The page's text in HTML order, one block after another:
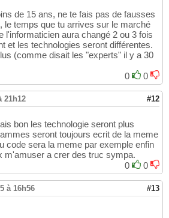
de 15 ans, ne te fais pas de fausses
le temps que tu arrives sur le marché
l'informaticien aura changé 2 ou 3 fois
et les technologies seront différentes.
(comme disait les "experts" il y a 30
0
0
21h12 #12
bon les technologie seront plus
seront toujours ecrit de la meme
code sera la meme par exemple enfin
m'amuser a crer des truc sympa.
0
0
à 16h56 #13